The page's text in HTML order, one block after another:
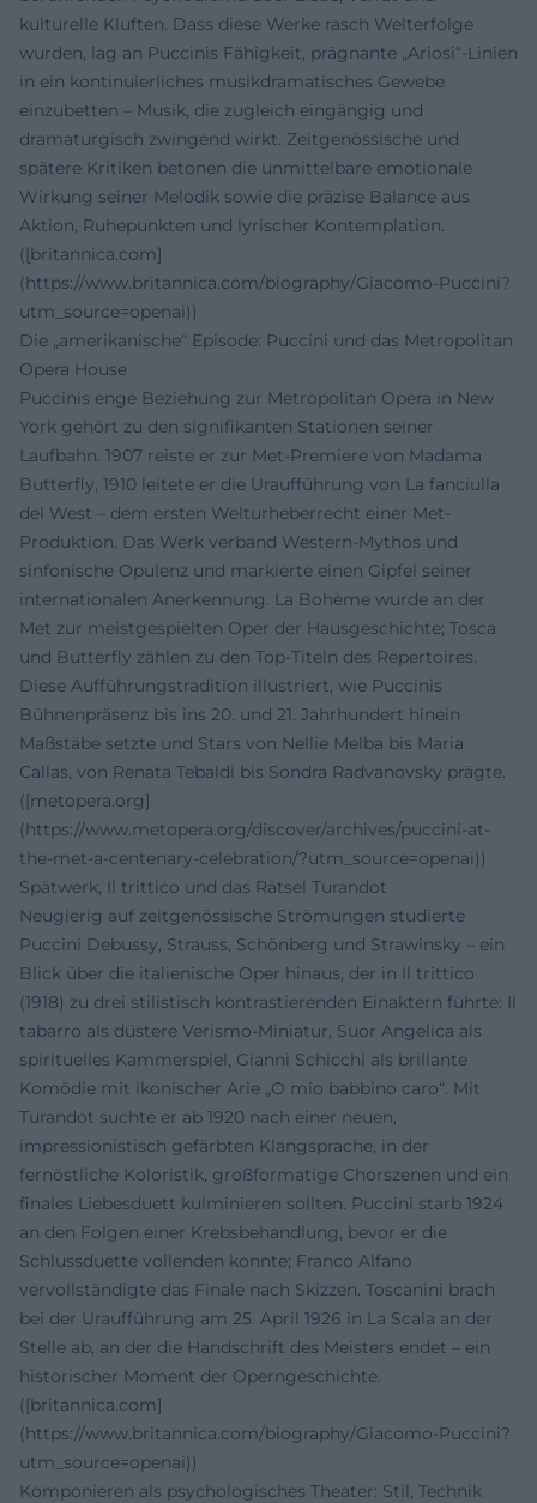
kulturelle Kluften. Dass diese Werke rasch Welterfolge
wurden, lag an Puccinis Fähigkeit, prägnante „Ariosi“-Linien
in ein kontinuierliches musikdramatisches Gewebe
einzubetten – Musik, die zugleich eingängig und
dramaturgisch zwingend wirkt. Zeitgenössische und
spätere Kritiken betonen die unmittelbare emotionale
Wirkung seiner Melodik sowie die präzise Balance aus
Aktion, Ruhepunkten und lyrischer Kontemplation.
([britannica.com]
(https://www.britannica.com/biography/Giacomo-Puccini?
utm_source=openai))
Die „amerikanische“ Episode: Puccini und das Metropolitan
Opera House
Puccinis enge Beziehung zur Metropolitan Opera in New
York gehört zu den signifikanten Stationen seiner
Laufbahn. 1907 reiste er zur Met-Premiere von Madama
Butterfly, 1910 leitete er die Uraufführung von La fanciulla
del West – dem ersten Welturheberrecht einer Met-
Produktion. Das Werk verband Western-Mythos und
sinfonische Opulenz und markierte einen Gipfel seiner
internationalen Anerkennung. La Bohème wurde an der
Met zur meistgespielten Oper der Hausgeschichte; Tosca
und Butterfly zählen zu den Top-Titeln des Repertoires.
Diese Aufführungstradition illustriert, wie Puccinis
Bühnenpräsenz bis ins 20. und 21. Jahrhundert hinein
Maßstäbe setzte und Stars von Nellie Melba bis Maria
Callas, von Renata Tebaldi bis Sondra Radvanovsky prägte.
([metopera.org]
(https://www.metopera.org/discover/archives/puccini-at-
the-met-a-centenary-celebration/?utm_source=openai))
Spätwerk, Il trittico und das Rätsel Turandot
Neugierig auf zeitgenössische Strömungen studierte
Puccini Debussy, Strauss, Schönberg und Strawinsky – ein
Blick über die italienische Oper hinaus, der in Il trittico
(1918) zu drei stilistisch kontrastierenden Einaktern führte: Il
tabarro als düstere Verismo-Miniatur, Suor Angelica als
spirituelles Kammerspiel, Gianni Schicchi als brillante
Komödie mit ikonischer Arie „O mio babbino caro“. Mit
Turandot suchte er ab 1920 nach einer neuen,
impressionistisch gefärbten Klangsprache, in der
fernöstliche Koloristik, großformatige Chorszenen und ein
finales Liebesduett kulminieren sollten. Puccini starb 1924
an den Folgen einer Krebsbehandlung, bevor er die
Schlussduette vollenden konnte; Franco Alfano
vervollständigte das Finale nach Skizzen. Toscanini brach
bei der Uraufführung am 25. April 1926 in La Scala an der
Stelle ab, an der die Handschrift des Meisters endet – ein
historischer Moment der Operngeschichte.
([britannica.com]
(https://www.britannica.com/biography/Giacomo-Puccini?
utm_source=openai))
Komponieren als psychologisches Theater: Stil, Technik